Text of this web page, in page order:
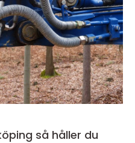
du